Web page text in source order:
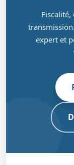
Fiscalité,
expert et